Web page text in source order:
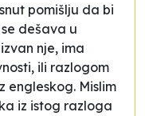
pomišlju da bi
dešava u
nje, ima
ili razlogom
engleskog. Mislim
iz istog razloga